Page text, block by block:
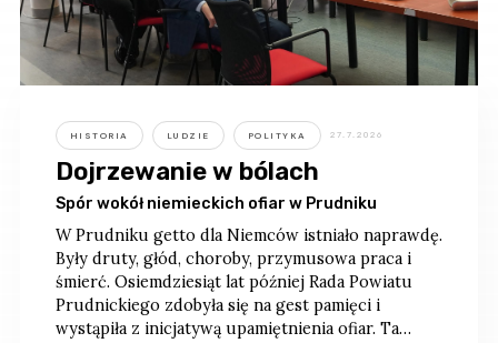
HISTORIA LUDZIE POLITYKA 27.7.2026
Dojrzewanie w bólach
Spór wokół niemieckich ofiar w Prudniku
W Prudniku getto dla Niemców istniało naprawdę.
Były druty, głód, choroby, przymusowa praca i
śmierć. Osiemdziesiąt lat później Rada Powiatu
Prudnickiego zdobyła się na gest pamięci i
wystąpiła z inicjatywą upamiętnienia ofiar. Ta